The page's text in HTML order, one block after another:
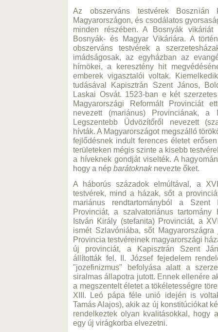
Az obszerváns testvérek Bosznián
Magyarországon, és csodálatos
minden részében. A Bosnyák vikáriát
Bosnyák- és Magyar Vikáriára. A
obszerváns testvérek a
imádságosak, az egyházban az
hírnökei, a keresztény hit
emberek vigasztalói voltak.
tudásával Kapisztrán Szent János,
Laskai Osvát. 1523-ban e két
Magyarországi Reformált Provinciát
nevezett (mariánus) Provinciának,
Legszentebb Üdvözítőről nevezett
hívták. A Magyarországot megszálló
fejlődésnek indult ferences életet
területeken mégis szinte a kisebb
a híveknek gondját viselték. A
hogy a nép barátoknaknevezte őket.
A háborús századok elmúltával, a
testvérek, mind a házak, sőt a
mariánus rendtartományból a Szent
Provinciát, a szalvatoriánus
István Király (stefanita) Provinciát, a
ismét Szlavóniába, sőt
Provincia testvéreinek magyarországi
új provinciát, a Kapisztrán Szent
állították fel. II. József fejedelem
"jozefinizmus" befolyása alatt a
siralmas állapotra jutott. Ennek ellenére
a megszentelt életet a tökéletességre
XIII. Leó pápa féle unió idején is
Tamás Alajos), akik az új konstitúciókat
rendelkeztek olyan kvalitásokkal, hogy
egy új virágkorba elvezetni.